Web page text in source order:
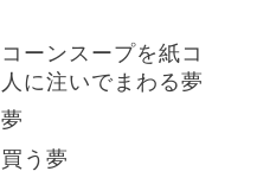
ーンスープを紙コ
に注いでまわる夢
う夢